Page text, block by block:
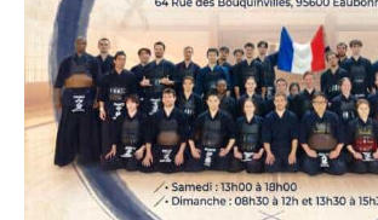
Espace licencié-e-s